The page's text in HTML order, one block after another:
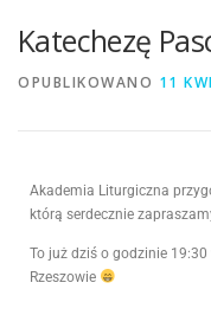
Katechezę
OPUBLIKOWANO 11
Akademia Liturgiczna
którą serdecznie
To już dziś o godzinie
Rzeszowie